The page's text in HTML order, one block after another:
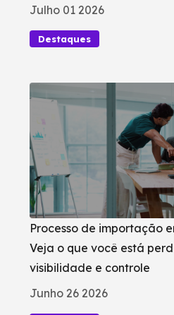
Julho 01 2026
Destaques
Processo de importação
Veja o que você está
visibilidade e controle
Junho 26 2026